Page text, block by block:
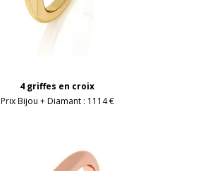
4 griffes en croix
Prix Bijou + Diamant : 1114 €